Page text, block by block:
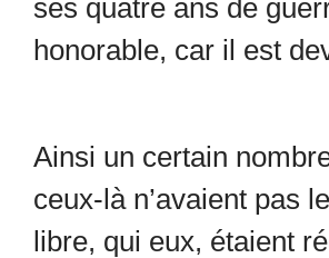
ses quatre ans de
honorable, car il est
Ainsi un certain
ceux-là n’avaient pas
libre, qui eux, étaient